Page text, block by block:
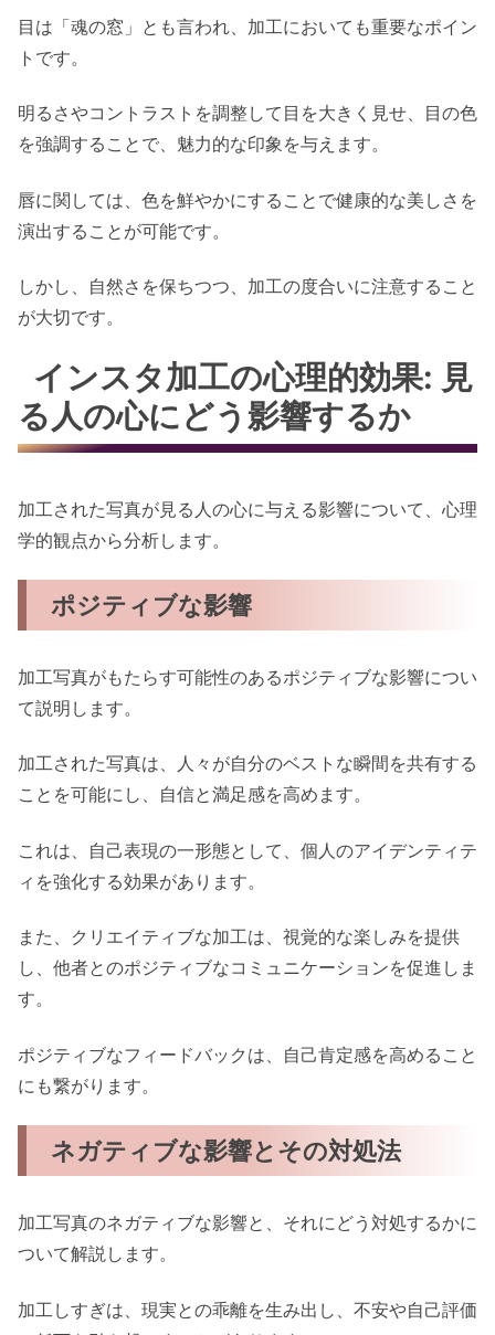
目は「魂の窓」とも言われ、加工においても重要なポイン
トです。
明るさやコントラストを調整して目を大きく見せ、目の色
を強調することで、魅力的な印象を与えます。
唇に関しては、色を鮮やかにすることで健康的な美しさを
演出することが可能です。
しかし、自然さを保ちつつ、加工の度合いに注意すること
が大切です。
インスタ加工の心理的効果: 見
る人の心にどう影響するか
加工された写真が見る人の心に与える影響について、心理
学的観点から分析します。
ポジティブな影響
加工写真がもたらす可能性のあるポジティブな影響につい
て説明します。
加工された写真は、人々が自分のベストな瞬間を共有する
ことを可能にし、自信と満足感を高めます。
これは、自己表現の一形態として、個人のアイデンティテ
ィを強化する効果があります。
また、クリエイティブな加工は、視覚的な楽しみを提供
し、他者とのポジティブなコミュニケーションを促進しま
す。
ポジティブなフィードバックは、自己肯定感を高めること
にも繋がります。
ネガティブな影響とその対処法
加工写真のネガティブな影響と、それにどう対処するかに
ついて解説します。
加工しすぎは、現実との乖離を生み出し、不安や自己評価